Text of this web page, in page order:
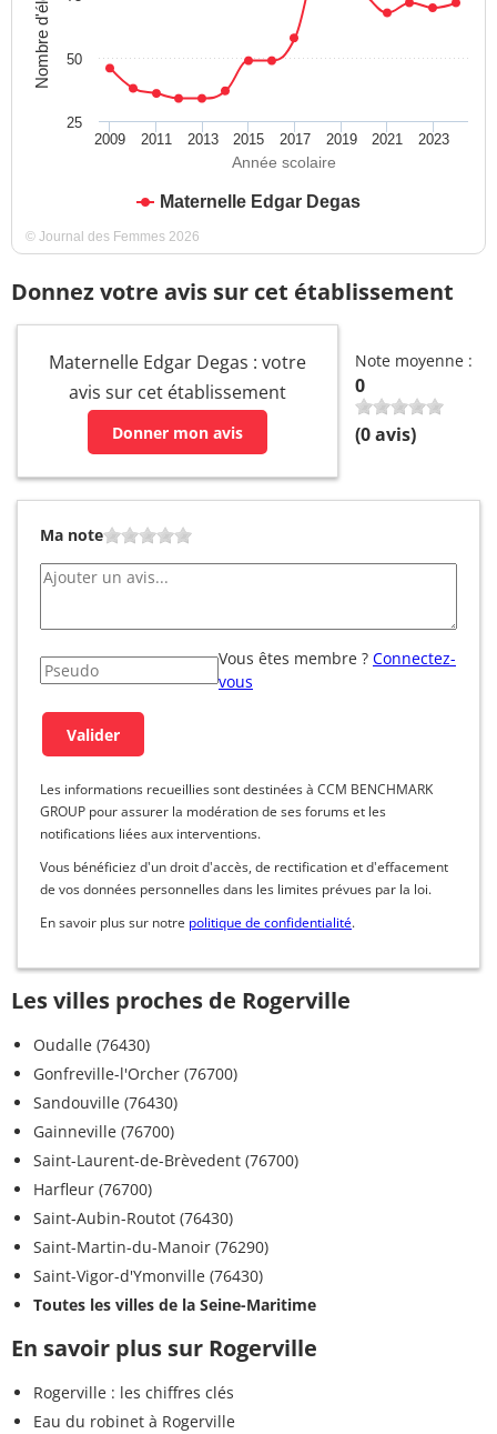
Année scolaire
Nombre d'élèves
Maternelle Edgar Degas
2009 2011 2013 2015 2017 2019 2021 2023
25
50
© Journal des Femmes 2026
Donnez votre avis sur cet établissement
Maternelle Edgar Degas : votre
avis sur cet établissement
Donner mon avis
Note moyenne :
0
(0avis)
Ma note
Vous êtes membre ? Connectez-
vous
Les informations recueillies sont destinées à CCM BENCHMARK
GROUP pour assurer la modération de ses forums et les
notifications liées aux interventions.
Vous bénéficiez d'un droit d'accès, de rectification et d'effacement
de vos données personnelles dans les limites prévues par la loi.
En savoir plus sur notre politique de confidentialité.
Les villes proches de Rogerville
Oudalle (76430)
Gonfreville-l'Orcher (76700)
Sandouville (76430)
Gainneville (76700)
Saint-Laurent-de-Brèvedent (76700)
Harfleur (76700)
Saint-Aubin-Routot (76430)
Saint-Martin-du-Manoir (76290)
Saint-Vigor-d'Ymonville (76430)
Toutes les villes de la Seine-Maritime
En savoir plus sur Rogerville
Rogerville : les chiffres clés
Eau du robinet à Rogerville